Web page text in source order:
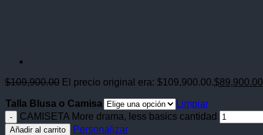
$109,900.00 El precio original era: $109,900.00.$89,900.00
Talla Blusa o Camisa
Limpiar
CAMISETA More drama, less basics cantidad
Añadir al carrito
Personalizar